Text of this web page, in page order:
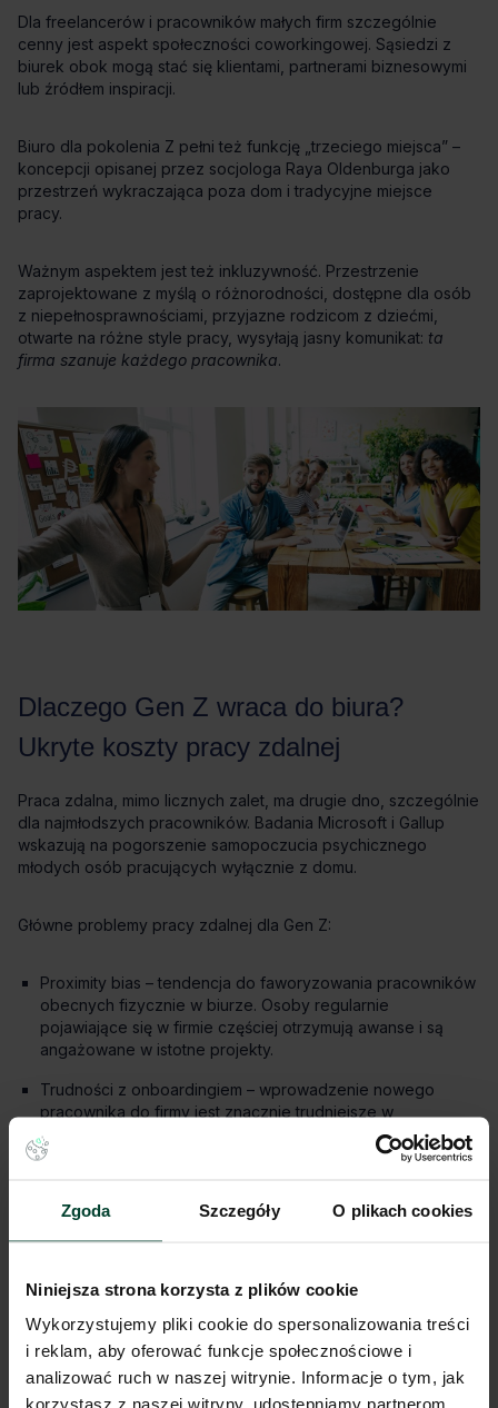
Zgoda Szczegóły O plikach cookies
Niniejsza strona korzysta z plików cookie
Wykorzystujemy pliki cookie do spersonalizowania treści
i reklam, aby oferować funkcje społecznościowe i
analizować ruch w naszej witrynie. Informacje o tym, jak
korzystasz z naszej witryny, udostępniamy partnerom
ta
firma szanuje każdego pracownika
Proximity bias – tendencja do faworyzowania pracowników
obecnych fizycznie w biurze. Osoby regularnie
pojawiające się w firmie częściej otrzymują awanse i są
angażowane w istotne projekty.
Trudności z onboardingiem – wprowadzenie nowego
pracownika do firmy jest znacznie trudniejsze w
środowisku wirtualnym.
Rozmyta granica między życiem zawodowym a prywatnym.